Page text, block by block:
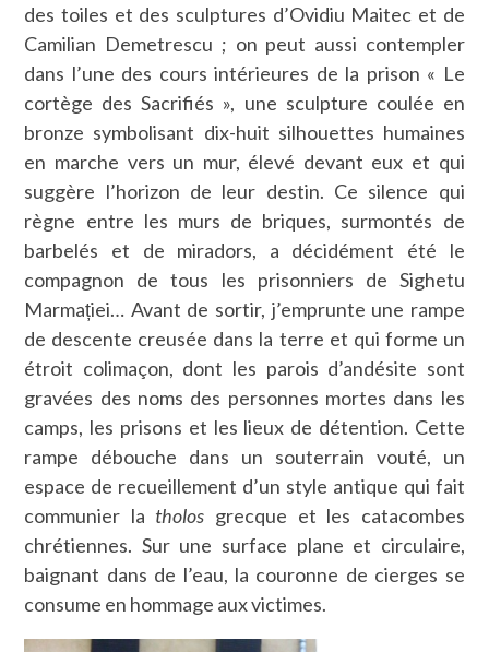
des toiles et des sculptures d’Ovidiu Maitec et de
Camilian Demetrescu ; on peut aussi contempler
dans l’une des cours intérieures de la prison « Le
cortège des Sacrifiés », une sculpture coulée en
bronze symbolisant dix-huit silhouettes humaines
en marche vers un mur, élevé devant eux et qui
suggère l’horizon de leur destin. Ce silence qui
règne entre les murs de briques, surmontés de
barbelés et de miradors, a décidément été le
compagnon de tous les prisonniers de Sighetu
Marmației… Avant de sortir, j’emprunte une rampe
de descente creusée dans la terre et qui forme un
étroit colimaçon, dont les parois d’andésite sont
gravées des noms des personnes mortes dans les
camps, les prisons et les lieux de détention. Cette
rampe débouche dans un souterrain vouté, un
espace de recueillement d’un style antique qui fait
communier la tholos grecque et les catacombes
chrétiennes. Sur une surface plane et circulaire,
baignant dans de l’eau, la couronne de cierges se
consume en hommage aux victimes.